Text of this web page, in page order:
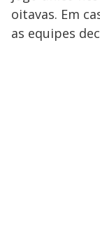
oitavas. Em
as equipes